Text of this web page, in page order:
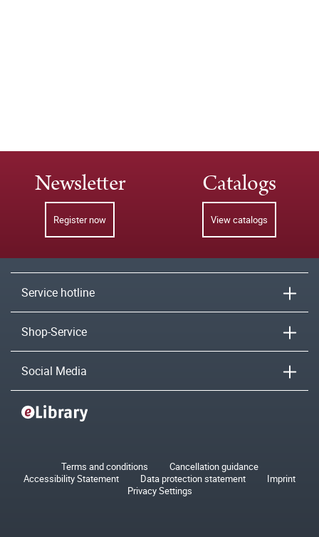
Newsletter
Register now
Catalogs
View catalogs
Service hotline
Shop-Service
Social Media
Terms and conditions
Cancellation guidance
Accessibility Statement
Data protection statement
Imprint
Privacy Settings